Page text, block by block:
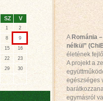
A Románia
nélkül”
életének
A projekt a
egészséges
egymásról
SZ V
1
2
8
9
15
16
22
23
29
30